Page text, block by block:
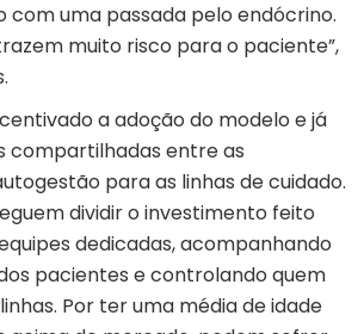
com uma passada pelo endócrino.
muito risco para o paciente”,
a adoção do modelo e já
compartilhadas entre as
para as linhas de cuidado.
dividir o investimento feito
dedicadas, acompanhando
pacientes e controlando quem
Por ter uma média de idade